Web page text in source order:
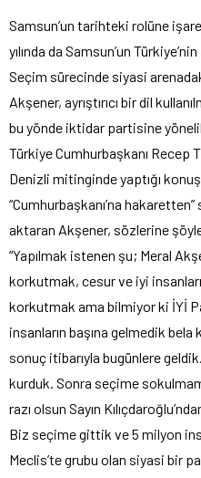
Samsun’un tarihteki rolüne
yılında da Samsun’un
Seçim sürecinde siyasi
Akşener, ayrıştırıcı bir dil
bu yönde iktidar partisine
Türkiye Cumhurbaşkanı Recep
Denizli mitinginde yaptığı
“Cumhurbaşkanı’na
aktaran Akşener, sözlerine
“Yapılmak istenen şu; Meral
korkutmak, cesur ve iyi
korkutmak ama bilmiyor ki İYİ
insanların başına gelmedik bela
sonuç itibarıyla bugünlere
kurduk. Sonra seçime
razı olsun Sayın
Biz seçime gittik ve 5 milyon
Meclis’te grubu olan siyasi bir